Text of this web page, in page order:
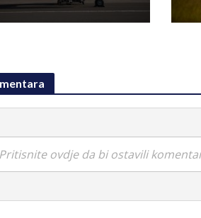
Pritisnite ovdje da bi ostavili